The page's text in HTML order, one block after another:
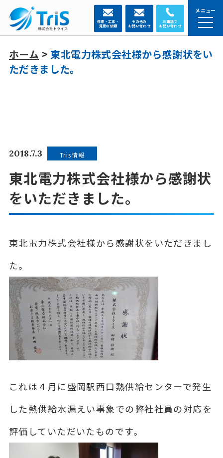
修理・工事・
見積の依頼
その他の
お問い合わせ
お電話で
お問い合わせ
メニュー
ホーム >東北電力株式会社様から感謝状をい
ただきました。
2018.7.3 Tris情報
東北電力株式会社様から感謝状
をいただきました。
東北電力株式会社様から感謝状をいただきまし
た。
これは４月に盛岡駅西口熱供給センターで発生
した熱供給水漏えい事象での弊社社員の対応を
評価していただいたものです。